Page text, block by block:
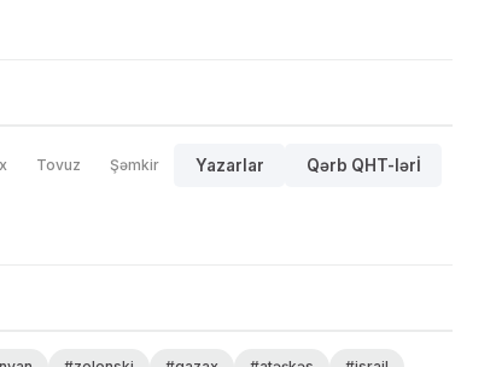
Tovuz Şəmkir Yazarlar Qərb QHT-lərİ